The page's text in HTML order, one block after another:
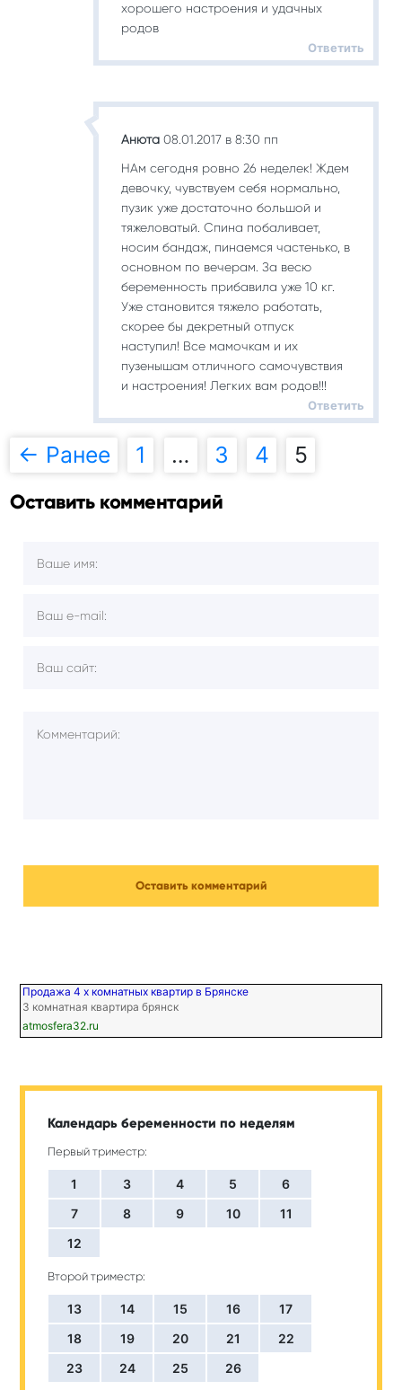
хорошего настроения и удачных
родов
Ответить
Анюта 08.01.2017 в 8:30 пп
НАм сегодня ровно 26 неделек! Ждем
девочку, чувствуем себя нормально,
пузик уже достаточно большой и
тяжеловатый. Спина побаливает,
носим бандаж, пинаемся частенько, в
основном по вечерам. За весю
беременность прибавила уже 10 кг.
Уже становится тяжело работать,
скорее бы декретный отпуск
наступил! Все мамочкам и их
пузенышам отличного самочувствия
и настроения! Легких вам родов!!!
Ответить
Навигация
комментариям
← Ранее 1 … 3 4 5
Оставить комментарий
Продажа 4 х комнатных квартир в Брянске
3 комнатная квартира брянск
atmosfera32.ru
Календарь беременности по неделям
Первый триместр:
1 3 4 5
6
7
8 9 10
11
12
Второй триместр:
13 14 15 16
17
18
19 20 21
22
23
24 25 26